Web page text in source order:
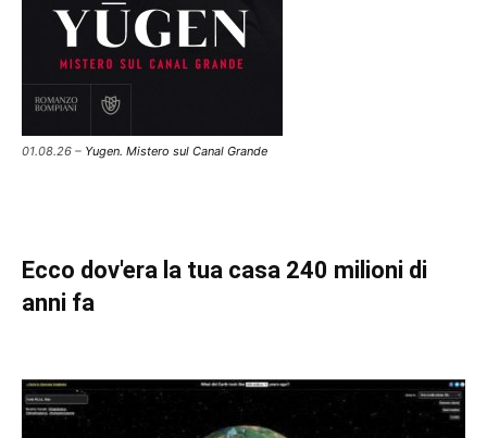
01.08.26 – Yugen. Mistero sul Canal Grande
Ecco dov'era la tua casa 240 milioni di
anni fa